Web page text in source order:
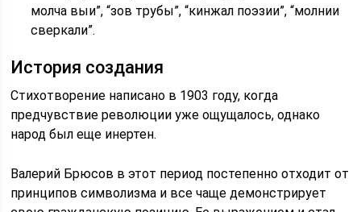
молча выи”, “зов трубы”, “кинжал поэзии”, “молнии
сверкали”.
История создания
Стихотворение написано в 1903 году, когда
предчувствие революции уже ощущалось, однако
народ был еще инертен.
Валерий Брюсов в этот период постепенно отходит от
принципов символизма и все чаще демонстрирует